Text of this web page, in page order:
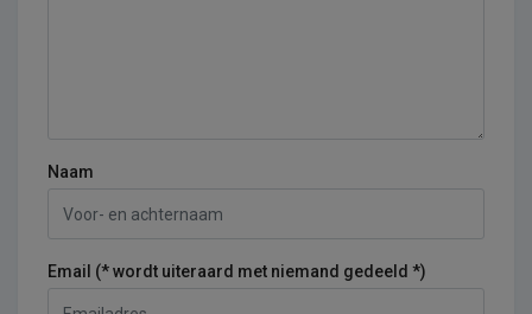
Naam
Email (* wordt uiteraard met niemand gedeeld *)